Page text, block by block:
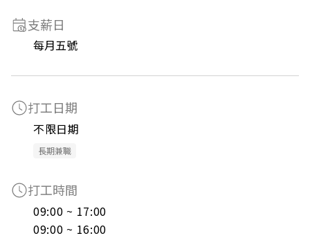
支薪日
每月五號
打工日期
不限日期
長期兼職
打工時間
09:00 ~ 17:00
09:00 ~ 16:00